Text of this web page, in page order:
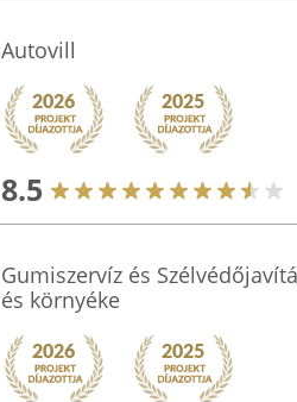
Autovill
8.5
Gumiszervíz és
és környéke